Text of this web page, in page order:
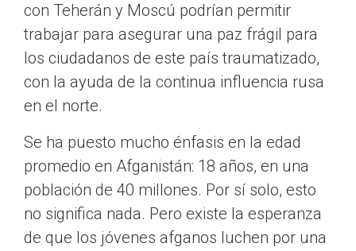
con Teherán y Moscú podrían permitir
trabajar para asegurar una paz frágil para
los ciudadanos de este país traumatizado,
con la ayuda de la continua influencia rusa
en el norte.
Se ha puesto mucho énfasis en la edad
promedio en Afganistán: 18 años, en una
población de 40 millones. Por sí solo, esto
no significa nada. Pero existe la esperanza
de que los jóvenes afganos luchen por una